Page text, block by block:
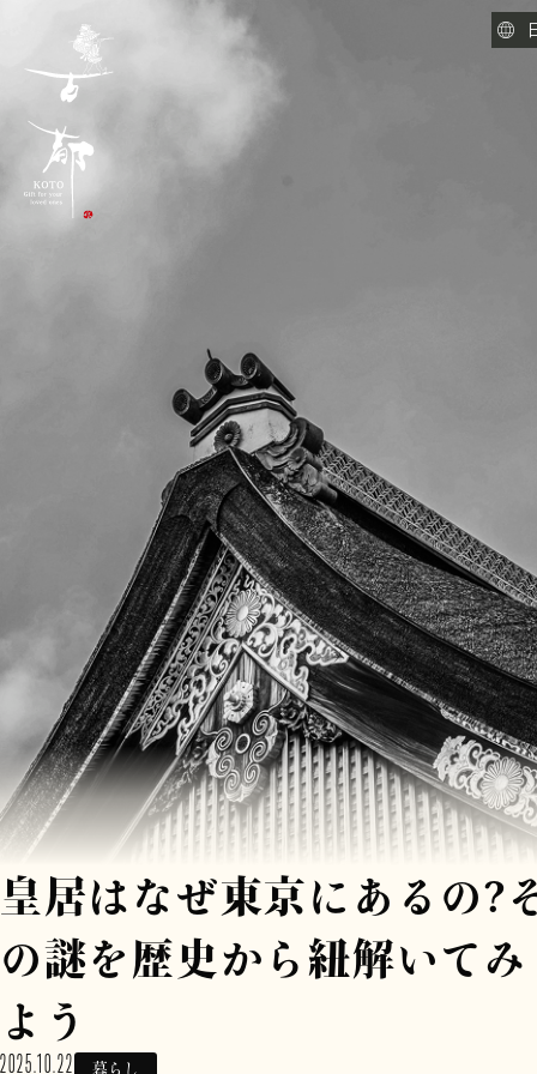
皇居はなぜ東京にあるの?
の謎を歴史から紐解いてみ
よう
2025.10.22 暮らし